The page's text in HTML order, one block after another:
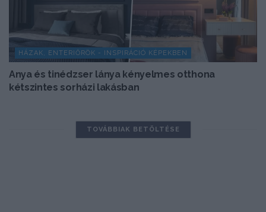
HÁZAK, ENTERIŐRÖK - INSPIRÁCIÓ KÉPEKBEN
Anya és tinédzser lánya kényelmes otthona
kétszintes sorházi lakásban
TOVÁBBIAK BETÖLTÉSE